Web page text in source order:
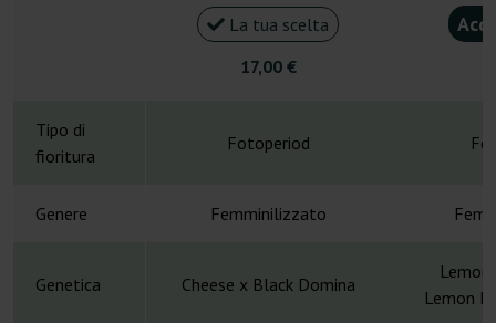
La tua scelta
17,00 €
Tipo di
fioritura
Fotoperiod
Genere Femminilizzato
Genetica Cheese x Black Domina
Lemon